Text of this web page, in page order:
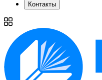
Контакты